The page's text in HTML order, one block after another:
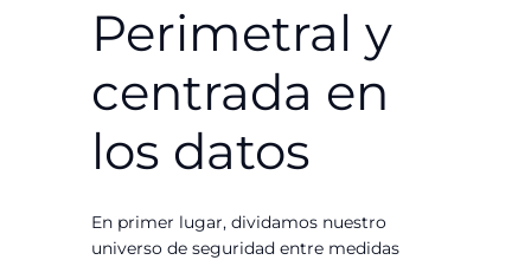
Perimetral y
centrada en
los datos
En primer lugar, dividamos nuestro
universo de seguridad entre medidas